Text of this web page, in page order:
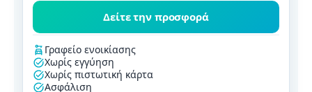
Δείτε την προσφορά
Γραφείο ενοικίασης
Χωρίς εγγύηση
Χωρίς πιστωτική κάρτα
Ασφάλιση